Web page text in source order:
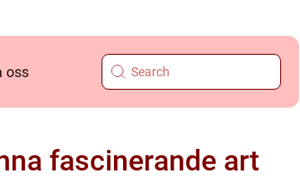
oss
fascinerande art